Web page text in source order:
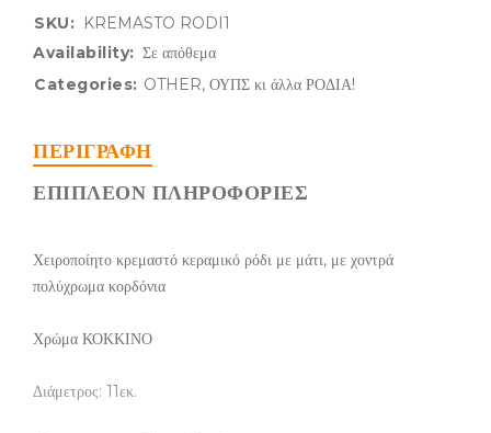
SKU: KREMASTO RODI1
Availability: Σε απόθεμα
Categories: OTHER, ΟΥΠΣ κι άλλα ΡΟΔΙΑ!
ΠΕΡΙΓΡΑΦΉ
ΕΠΙΠΛΈΟΝ ΠΛΗΡΟΦΟΡΊΕΣ
Χειροποίητο κρεμαστό κεραμικό ρόδι με μάτι, με χοντρά
πολύχρωμα κορδόνια
Χρώμα ΚΟΚΚΙΝΟ
Διάμετρος: 11εκ.